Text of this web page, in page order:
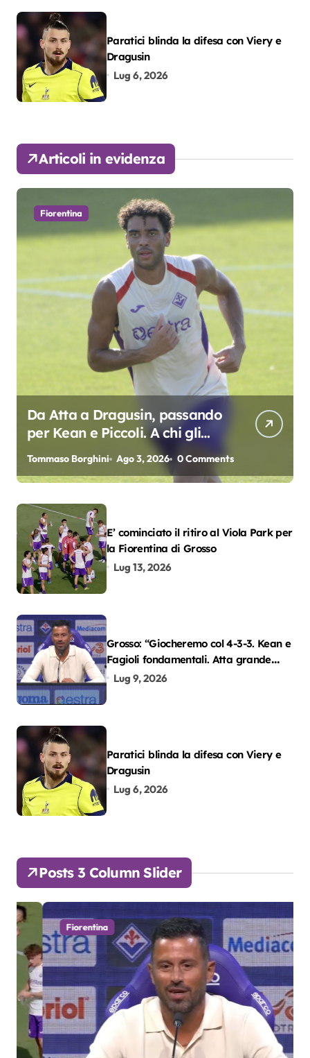
Paratici blinda la difesa con Viery e
Dragusin
Lug 6, 2026
Articoli in evidenza
Fiorentina
Da Atta a Dragusin, passando
per Kean e Piccoli. A chi gli
oscar del precampionato?
Tommaso Borghini Ago 3, 2026 0 Comments
E’ cominciato il ritiro al Viola Park per
la Fiorentina di Grosso
Lug 13, 2026
Grosso: “Giocheremo col 4-3-3. Kean e
Fagioli fondamentali. Atta grande
colpo”
Lug 9, 2026
Paratici blinda la difesa con Viery e
Dragusin
Lug 6, 2026
Posts 3 Column Slider
Fiorentina